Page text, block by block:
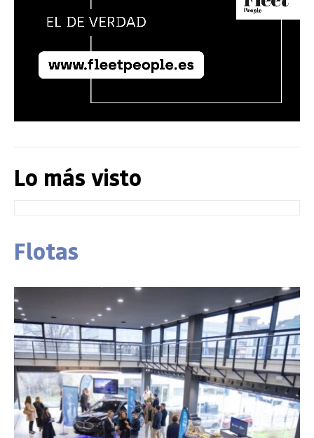
Lo más visto
Flotas